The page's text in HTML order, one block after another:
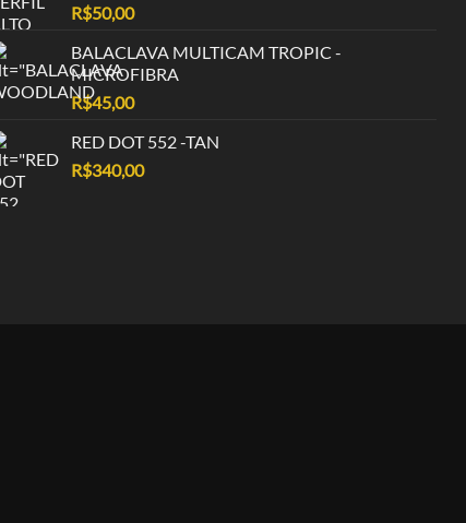
R$50,00
BALACLAVA MULTICAM TROPIC -
MICROFIBRA
R$45,00
RED DOT 552 -TAN
R$340,00